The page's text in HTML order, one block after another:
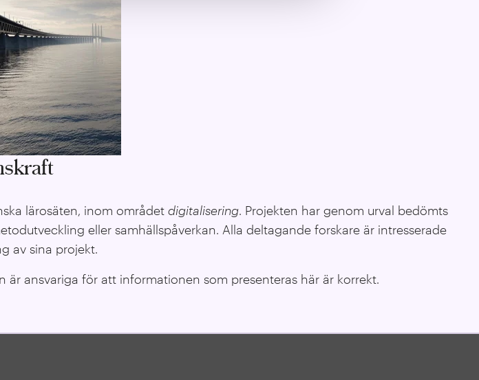
lärosäten, inom området digitalisering. Projekten har genom urval bedömts
eller samhällspåverkan. Alla deltagande forskare är intresserade
av sina projekt.
ansvariga för att informationen som presenteras här är korrekt.